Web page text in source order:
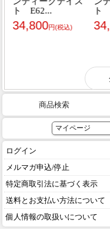
商品検索
マイページ
ログイン
メルマガ申込/停止
特定商取引法に基づく表示
送料とお支払い方法について
個人情報の取扱いについて